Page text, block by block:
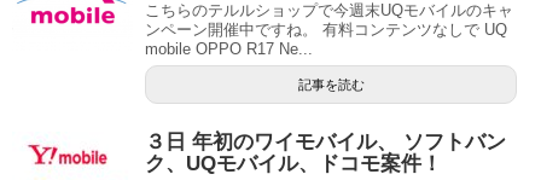
こちらのテルルショップで今週末UQモバイルのキャ
ンペーン開催中ですね。 有料コンテンツなしで UQ
mobile OPPO R17 Ne...
記事を読む
３日 年初のワイモバイル、 ソフトバン
ク、UQモバイル、ドコモ案件！